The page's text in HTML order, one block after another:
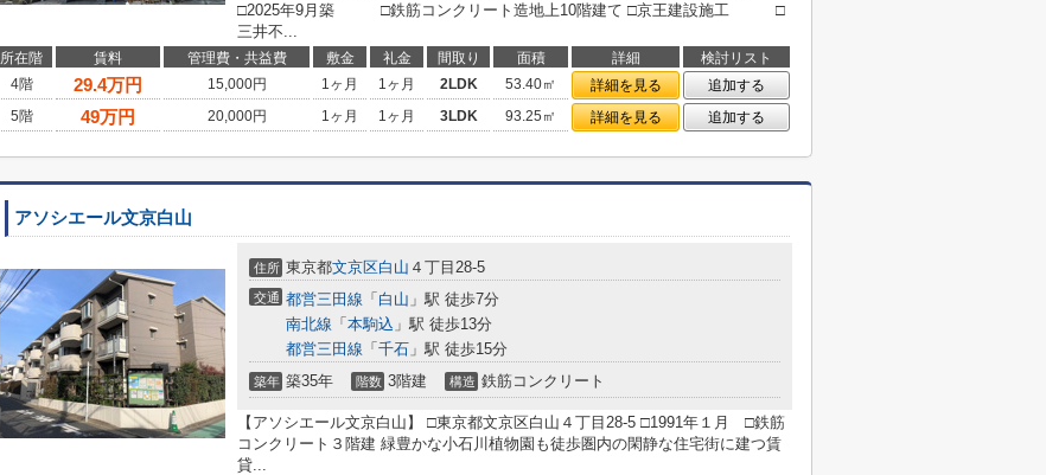
□2025年9月築 □鉄筋コンクリート造地上10階建て □京王建設施工 □
三井不...
所在階 賃料 管理費・共益費 敷金 礼金 間取り 面積 詳細
検討リスト
4階
29.4万円 15,000円 1ヶ月 1ヶ月 2LDK 53.40㎡ 詳細を見る
追加する
5階
49万円 20,000円 1ヶ月 1ヶ月 3LDK 93.25㎡ 詳細を見る 追加する
アソシエール文京白山
住所 東京都文京区白山 ４丁目28-5
交通 都営三田線 「 白山 」駅 徒歩7分
南北線 「 本駒込 」駅 徒歩13分
都営三田線 「 千石 」駅 徒歩15分
築年 築35年 階数 3階建 構造 鉄筋コンクリート
【アソシエール文京白山】 □東京都文京区白山４丁目28-5 □1991年１月 □鉄筋
コンクリート３階建 緑豊かな小石川植物園も徒歩圏内の閑静な住宅街に建つ賃
貸...